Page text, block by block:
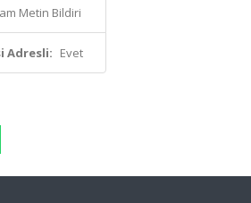
Metin Bildiri
Adresli: Evet